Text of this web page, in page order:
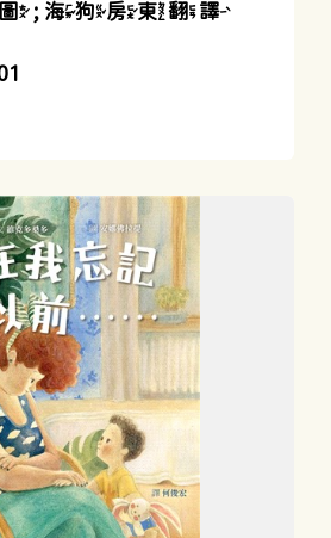
; 海狗房東翻譯